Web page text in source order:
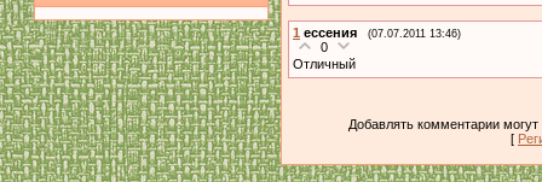
1 ессения (07.07.2011 13:46)
0
Отличный
Добавлять комментарии могут
[